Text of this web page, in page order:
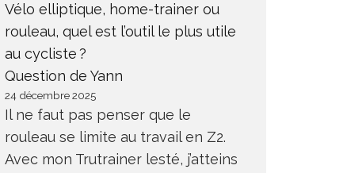
Vélo elliptique, home-trainer ou
rouleau, quel est l’outil le plus utile
au cycliste ?
Question de Yann
24 décembre 2025
Il ne faut pas penser que le
rouleau se limite au travail en Z2.
Avec mon Trutrainer lesté, j’atteins